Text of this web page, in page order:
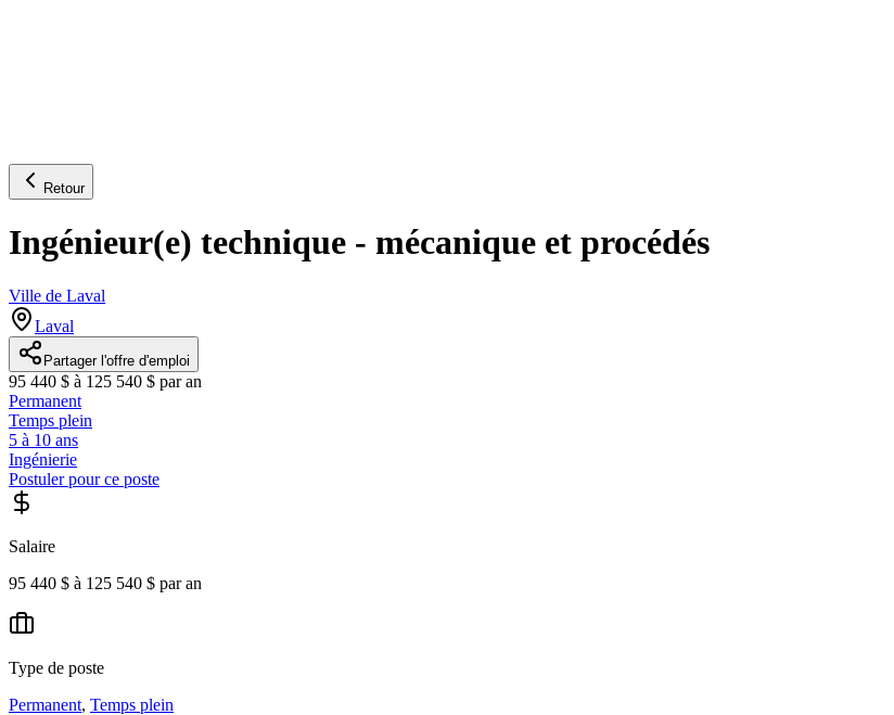
Retour
Ingénieur(e) technique - mécanique et procédés
Ville de Laval
Laval
Partager l'offre d'emploi
95 440 $ à 125 540 $ par an
Permanent
Temps plein
5 à 10 ans
Ingénierie
Postuler pour ce poste
Salaire
95 440 $ à 125 540 $ par an
Type de poste
Permanent, Temps plein